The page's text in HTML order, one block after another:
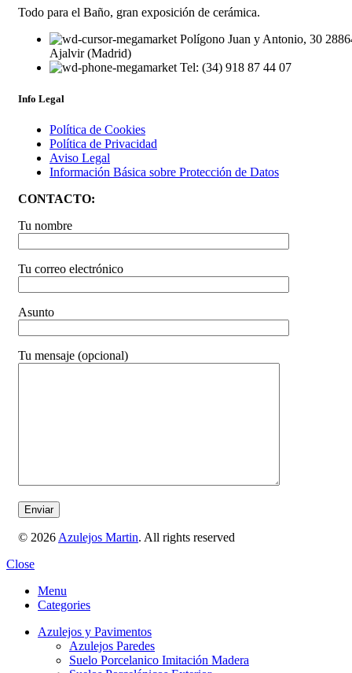
Todo para el Baño, gran exposición de cerámica.
Polígono Juan y Antonio, 30
Ajalvir (Madrid)
Tel: (34) 918 87 44 07
Info Legal
Política de Cookies
Política de Privacidad
Aviso Legal
Información Básica sobre Protección de Datos
CONTACTO:
Tu nombre
Tu correo electrónico
Asunto
Tu mensaje (opcional)
© 2026 Azulejos Martin. All rights reserved
Close
Menu
Categories
Azulejos y Pavimentos
Azulejos Paredes
Suelo Porcelanico Imitación Madera